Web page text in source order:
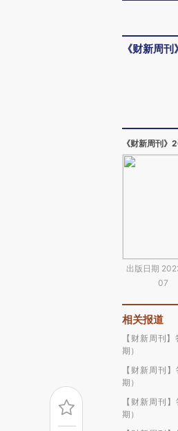
《财新周刊
《财新周刊
出版日期
07
相关报道
【财新周刊
期）
【财新周刊
期）
【财新周刊
期）